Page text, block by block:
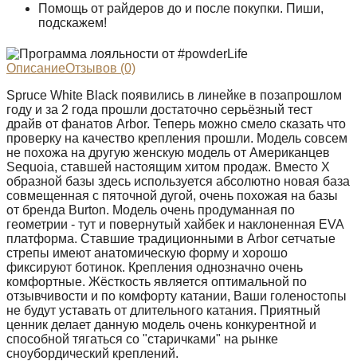
Помощь от райдеров до и после покупки. Пиши,
подскажем!
ОписаниеОтзывов (0)
Spruce White Black появились в линейке в позапрошлом
году и за 2 года прошли достаточно серьёзный тест
драйв от фанатов Arbor. Теперь можно смело сказать что
проверку на качество крепления прошли. Модель совсем
не похожа на другую женскую модель от Американцев
Sequoia, ставшей настоящим хитом продаж. Вместо X
образной базы здесь используется абсолютно новая база
совмещенная с пяточной дугой, очень похожая на базы
от бренда Burton. Модель очень продуманная по
геометрии - тут и повернутый хайбек и наклоненная EVA
платформа. Ставшие традиционными в Arbor сетчатые
стрепы имеют анатомическую форму и хорошо
фиксируют ботинок. Крепления однозначно очень
комфортные. Жёсткость является оптимальной по
отзывчивости и по комфорту катании, Ваши голеностопы
не будут уставать от длительного катания. Приятный
ценник делает данную модель очень конкурентной и
способной тягаться со "старичками" на рынке
сноубордический креплений.